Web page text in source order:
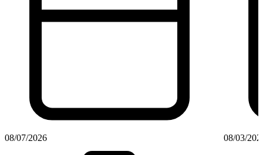
08/07/2026 08/03/